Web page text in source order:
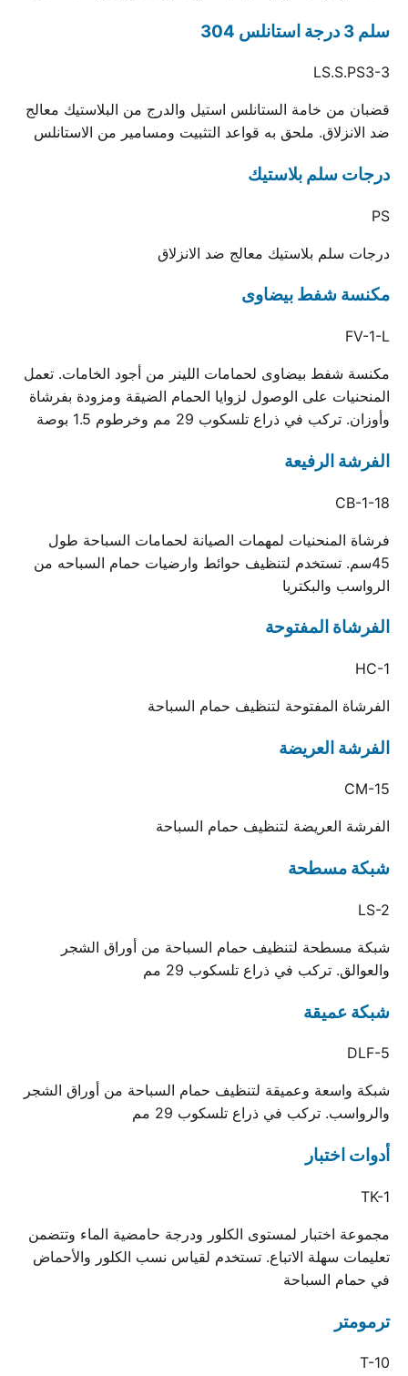
سلم 3 درجة استانلس 304
LS.S.PS3-3
قضبان من خامة الستانلس استيل والدرج من البلاستيك معالج
ضد الانزلاق. ملحق به قواعد التثبيت ومسامير من الاستانلس
درجات سلم بلاستيك
PS
درجات سلم بلاستيك معالج ضد الانزلاق
مكنسة شفط بيضاوى
FV-1-L
مكنسة شفط بيضاوى لحمامات اللينر من أجود الخامات. تعمل
المنحنيات على الوصول لزوايا الحمام الضيقة ومزودة بفرشاة
وأوزان. تركب في ذراع تلسكوب 29 مم وخرطوم 1.5 بوصة
الفرشة الرفيعة
CB-1-18
فرشاة المنحنيات لمهمات الصيانة لحمامات السباحة طول
45سم. تستخدم لتنظيف حوائط وارضيات حمام السباحه من
الرواسب والبكتريا
الفرشاة المفتوحة
HC-1
الفرشاة المفتوحة لتنظيف حمام السباحة
الفرشة العريضة
CM-15
الفرشة العريضة لتنظيف حمام السباحة
شبكة مسطحة
LS-2
شبكة مسطحة لتنظيف حمام السباحة من أوراق الشجر
والعوالق. تركب في ذراع تلسكوب 29 مم
شبكة عميقة
DLF-5
شبكة واسعة وعميقة لتنظيف حمام السباحة من أوراق الشجر
والرواسب. تركب في ذراع تلسكوب 29 مم
أدوات اختبار
TK-1
مجموعة اختبار لمستوى الكلور ودرجة حامضية الماء وتتضمن
تعليمات سهلة الاتباع. تستخدم لقياس نسب الكلور والأحماض
في حمام السباحة
ترمومتر
T-10